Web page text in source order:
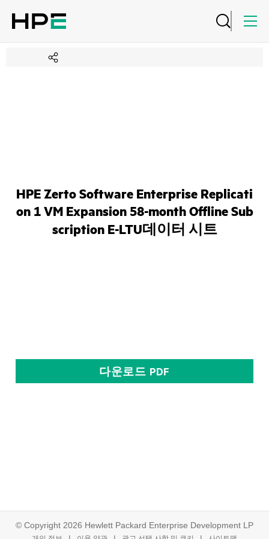
HPE Zerto Software Enterprise Replicati
on 1 VM Expansion 58-month Offline Sub
scription E-LTU데이터 시트
다운로드 PDF
© Copyright 2026 Hewlett Packard Enterprise Development LP